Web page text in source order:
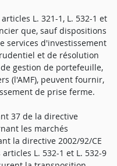
L. 321-1, L. 532-1 et
que, sauf dispositions
services d'investissement
et de résolution
de gestion de portefeuille,
(l'AMF), peuvent fournir,
de prise ferme.
37 de la directive
les marchés
la directive 2002/92/CE
L. 532-1 et L. 532-9